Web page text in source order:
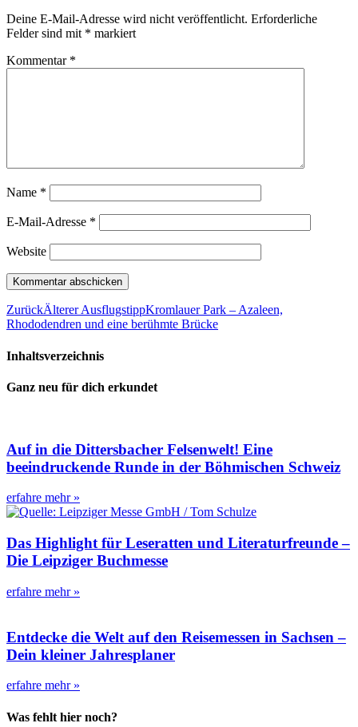
Deine E-Mail-Adresse wird nicht veröffentlicht. Erforderliche
Felder sind mit * markiert
Kommentar *
Name *
E-Mail-Adresse *
Website
ZurückÄlterer AusflugstippKromlauer Park – Azaleen,
Rhododendren und eine berühmte Brücke
Inhaltsverzeichnis
Ganz neu für dich erkundet
Auf in die Dittersbacher Felsenwelt! Eine
beeindruckende Runde in der Böhmischen Schweiz
erfahre mehr »
Das Highlight für Leseratten und Literaturfreunde –
Die Leipziger Buchmesse
erfahre mehr »
Entdecke die Welt auf den Reisemessen in Sachsen –
Dein kleiner Jahresplaner
erfahre mehr »
Was fehlt hier noch?